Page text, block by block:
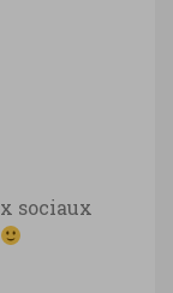
sociaux